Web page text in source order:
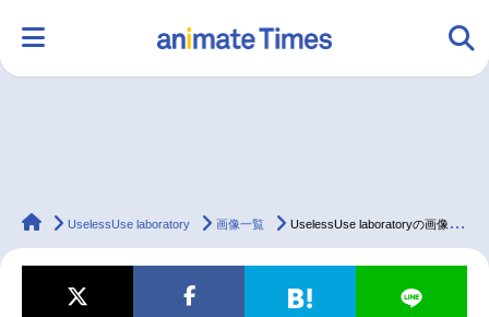
ラジオ みんなの声 グッズ 映画
マンガ・ラノベ ゲーム・アプリ 音楽 コスプレ
animateTimes
UselessUse laboratory 画像一覧 UselessUse laboratoryの画像をまとめました